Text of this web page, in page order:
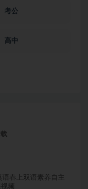
考公
高中
春上双语素养自主
频